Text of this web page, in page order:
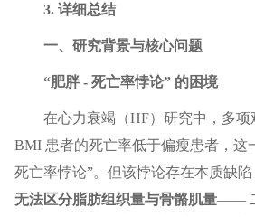
3. 详细总结
一、研究背景与核心问题
“肥胖 - 死亡率悖论” 的困境
在心力衰竭（HF）研究中，多
BMI 患者的死亡率低于偏瘦患者，这
死亡率悖论”。但该悖论存在本质缺
无法区分脂肪组织量与骨骼肌量——